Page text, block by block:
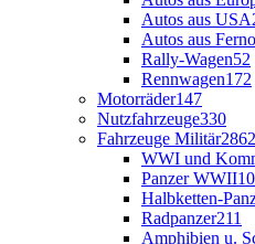
Autos aus USA
Autos aus
Rally-Wagen52
Rennwagen172
Motorräder147
Nutzfahrzeuge330
Fahrzeuge Militär2862
WWI und
Panzer WWII
Halbketten-
Radpanzer211
Amphibien u.